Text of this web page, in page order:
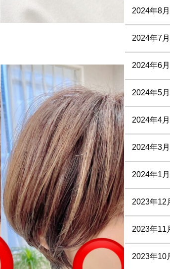
2024年8月
2024年7月
2024年6月
2024年5月
2024年4月
2024年3月
2024年1月
2023年12
2023年11
2023年10